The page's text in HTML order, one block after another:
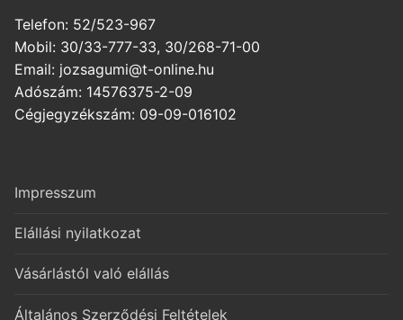
Telefon: 52/523-967
Mobil: 30/33-777-33, 30/268-71-00
Email: jozsagumi@t-online.hu
Adószám: 14576375-2-09
Cégjegyzékszám: 09-09-016102
Impresszum
Elállási nyilatkozat
Vásárlástól való elállás
Általános Szerződési Feltételek